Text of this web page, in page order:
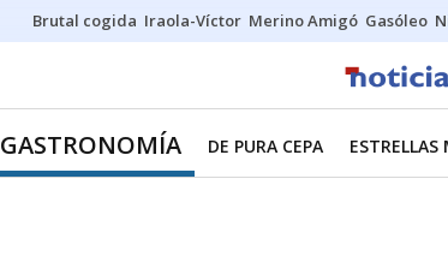
Brutal cogida Iraola-Víctor Merino Amigó Gasóleo
GASTRONOMÍA DE PURA CEPA ESTRELLAS